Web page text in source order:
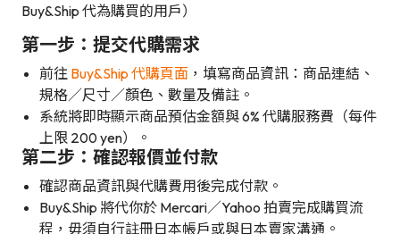
Buy&Ship 代為購買的用戶）
第一步：提交代購需求
前往 Buy&Ship 代購頁面 ，填寫商品資訊：商品連結、
規格／尺寸／顏色、數量及備註。
系統將即時顯示商品預估金額與 6% 代購服務費（每件
上限 200 yen）。
第二步：確認報價並付款
確認商品資訊與代購費用後完成付款。
Buy&Ship 將代你於 Mercari／Yahoo 拍賣完成購買流
程，毋須自行註冊日本帳戶或與日本賣家溝通。